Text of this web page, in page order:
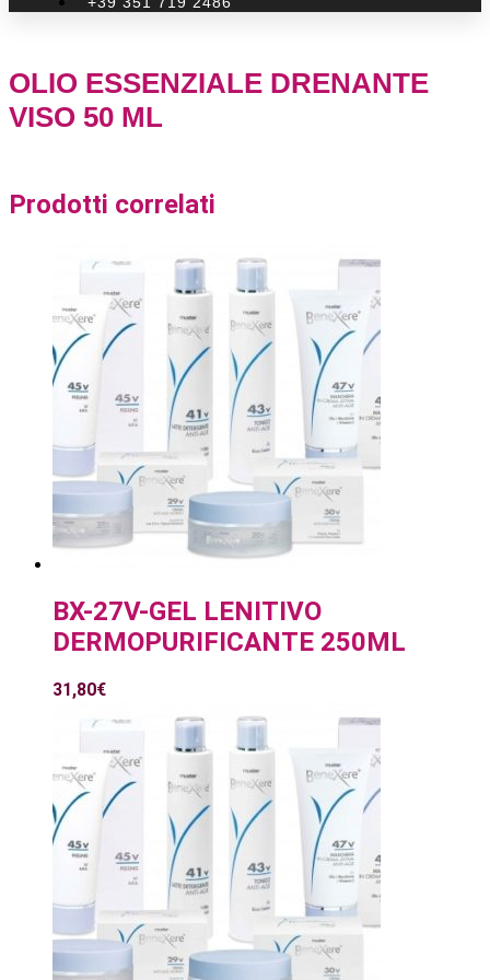
OLIO ESSENZIALE DRENANTE
VISO 50 ML
Prodotti correlati
BX-27V-GEL LENITIVO
DERMOPURIFICANTE 250ML
31,80€